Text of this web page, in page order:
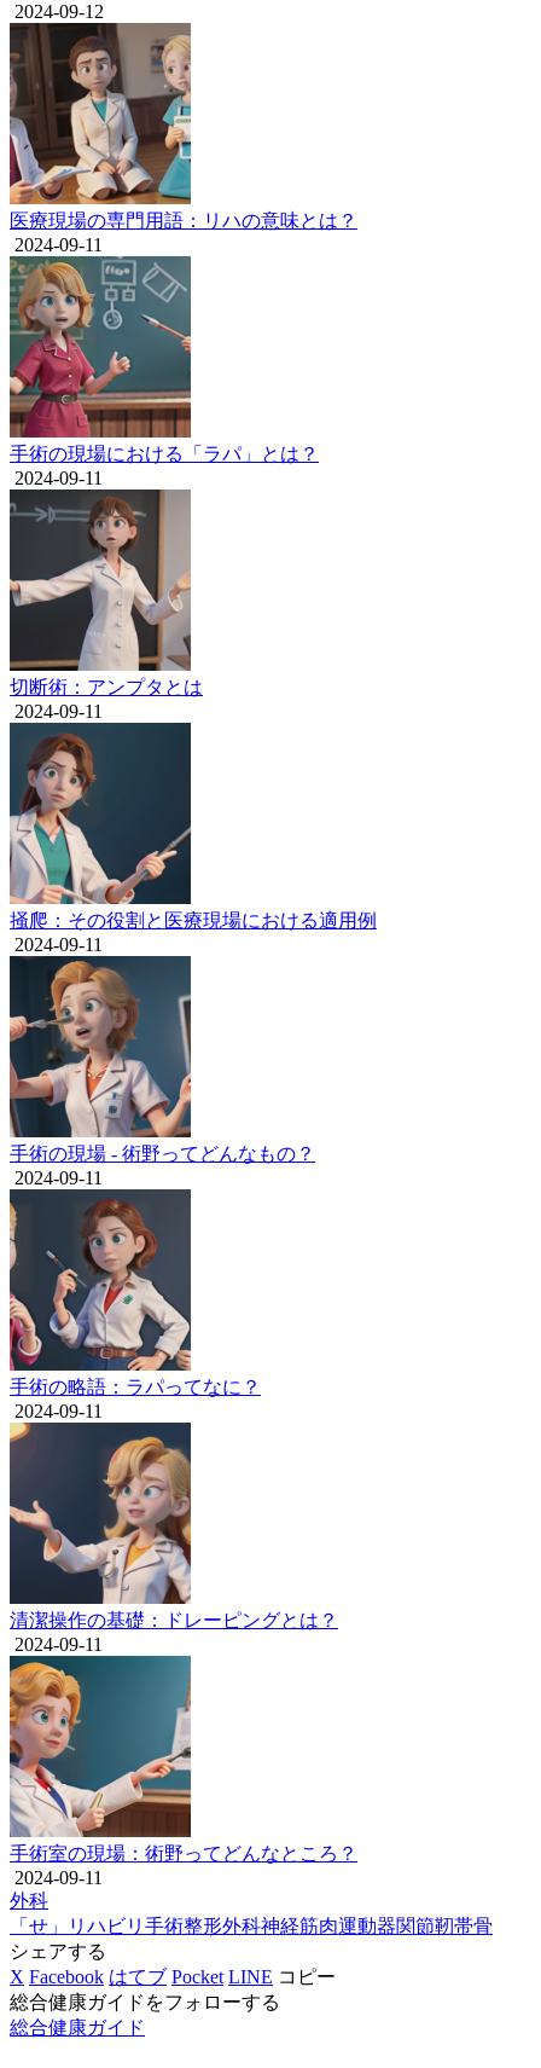
2024-09-12
医療現場の専門用語：リハの意味とは？
2024-09-11
手術の現場における「ラパ」とは？
2024-09-11
切断術：アンプタとは
2024-09-11
掻爬：その役割と医療現場における適用例
2024-09-11
手術の現場 - 術野ってどんなもの？
2024-09-11
手術の略語：ラパってなに？
2024-09-11
清潔操作の基礎：ドレーピングとは？
2024-09-11
手術室の現場：術野ってどんなところ？
2024-09-11
外科
「せ」
リハビリ 手術整形外科神経筋肉運動器関節靭帯骨
シェアする
X Facebook はてブ Pocket LINE コピー
総合健康ガイドをフォローする
総合健康ガイド